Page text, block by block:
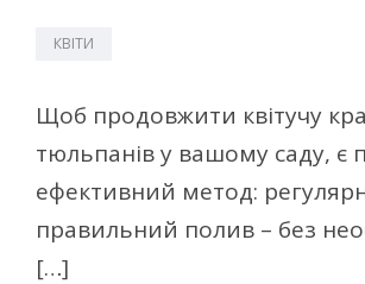
КВІТИ
Щоб продовжити квітучу
тюльпанів у вашому саду, є
ефективний метод:
правильний полив – без
[…]